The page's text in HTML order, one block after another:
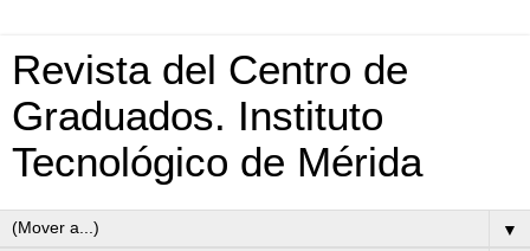
Revista del Centro de
Graduados. Instituto
Tecnológico de Mérida
▼